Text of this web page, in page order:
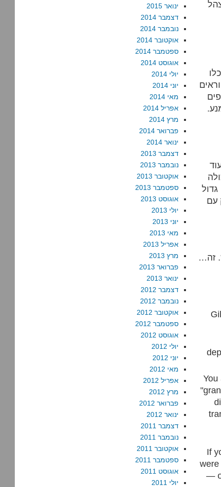
עם
זה…
You
If
—
ינואר 2015
דצמבר 2014
נובמבר 2014
אוקטובר 2014
ספטמבר 2014
אוגוסט 2014
יולי 2014
יוני 2014
מאי 2014
אפריל 2014
מרץ 2014
פברואר 2014
ינואר 2014
דצמבר 2013
נובמבר 2013
אוקטובר 2013
ספטמבר 2013
אוגוסט 2013
יולי 2013
יוני 2013
מאי 2013
אפריל 2013
מרץ 2013
פברואר 2013
ינואר 2013
דצמבר 2012
נובמבר 2012
אוקטובר 2012
ספטמבר 2012
אוגוסט 2012
יולי 2012
יוני 2012
מאי 2012
אפריל 2012
מרץ 2012
פברואר 2012
ינואר 2012
דצמבר 2011
נובמבר 2011
אוקטובר 2011
ספטמבר 2011
אוגוסט 2011
יולי 2011